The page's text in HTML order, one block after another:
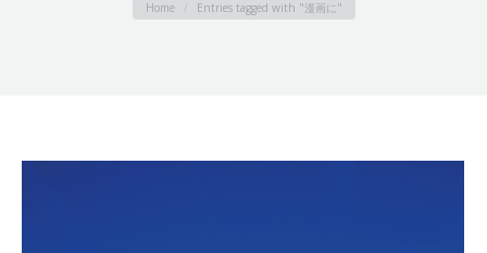
You are here:
Home Entries tagged with "漫画に"